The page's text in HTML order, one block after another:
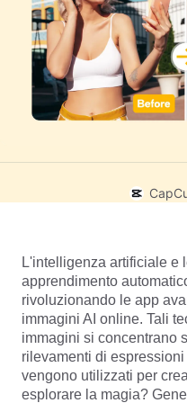
Testo e audio
Sottotitoli automatici
Modelli di sottotitoli
Riconoscimento
Sintesi vocale
Miglioramento della
Riduzione del rumore
Immagine
Marketing
Stile di vita e vlog
Design personalizzato
Risorse
Trend di mercato
Scelte migliori
Tendenze e consigli
Altro
Modelli di settore
Modelli di riepilogo
Centro protezione
Centro assistenza
Apri CapCut
L'intelligenza artificiale e
apprendimento
rivoluzionando le app
immagini AI online. Tali
immagini si concentrano
rilevamenti di
vengono utilizzati per
esplorare la magia?